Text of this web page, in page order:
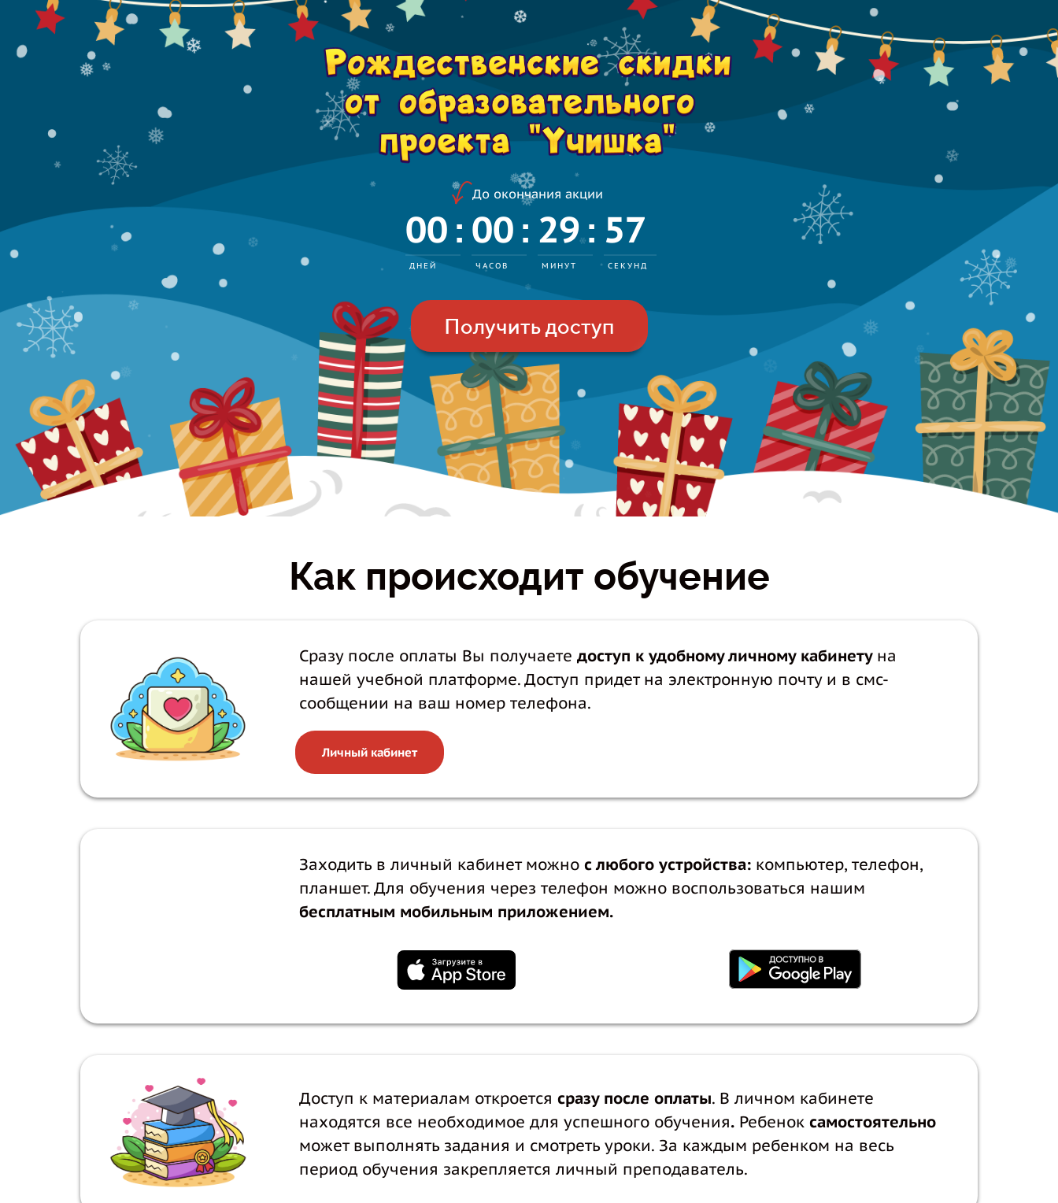
❅
❆
* *
❅ *
❅
❆
*
.
.
❄
* ❅
❄
❅
❆
❅ ❅ *
*
❅
.
❅ .
❄
.
❆
❆
. ❆
❄
❄
Получить доступ
00:
ДНЕЙ
00:
ЧАСОВ
29:
МИНУТ
54
СЕКУНДЫ
До окончания акции
Как происходит обучение
Сразу после оплаты Вы получаете доступ к удобному личному кабинету на
нашей учебной платформе. Доступ придет на электронную почту и в смс-
сообщении на ваш номер телефона.
Личный кабинет
Заходить в личный кабинет можно с любого устройства: компьютер, телефон,
планшет. Для обучения через телефон можно воспользоваться нашим
бесплатным мобильным приложением.
Доступ к материалам откроется сразу после оплаты. В личном кабинете
находятся все необходимое для успешного обучения. Ребенок самостоятельно
может выполнять задания и смотреть уроки. За каждым ребенком на весь
период обучения закрепляется личный преподаватель.